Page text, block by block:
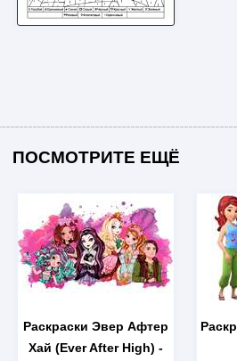
ПОСМОТРИТЕ ЕЩЁ
Раскраски Эвер Афтер
Хай (Ever After High) -